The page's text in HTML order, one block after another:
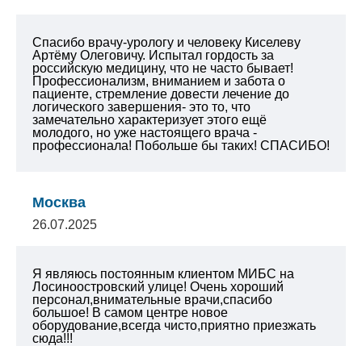
Спасибо врачу-урологу и человеку Киселеву
Артёму Олеговичу. Испытал гордость за
российскую медицину, что не часто бывает!
Профессионализм, вниманием и забота о
пациенте, стремление довести лечение до
логического завершения- это то, что
замечательно характеризует этого ещё
молодого, но уже настоящего врача -
профессионала! Побольше бы таких! СПАСИБО!
Москва
26.07.2025
Я являюсь постоянным клиентом МИБС на
Лосиноостровский улице! Очень хороший
персонал,внимательные врачи,спасибо
большое! В самом центре новое
оборудование,всегда чисто,приятно приезжать
сюда!!!